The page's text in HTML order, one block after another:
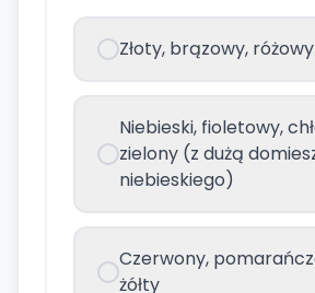
Złoty, brązowy, różowy
Niebieski, fioletowy,
zielony (z dużą
niebieskiego)
Czerwony,
żółty